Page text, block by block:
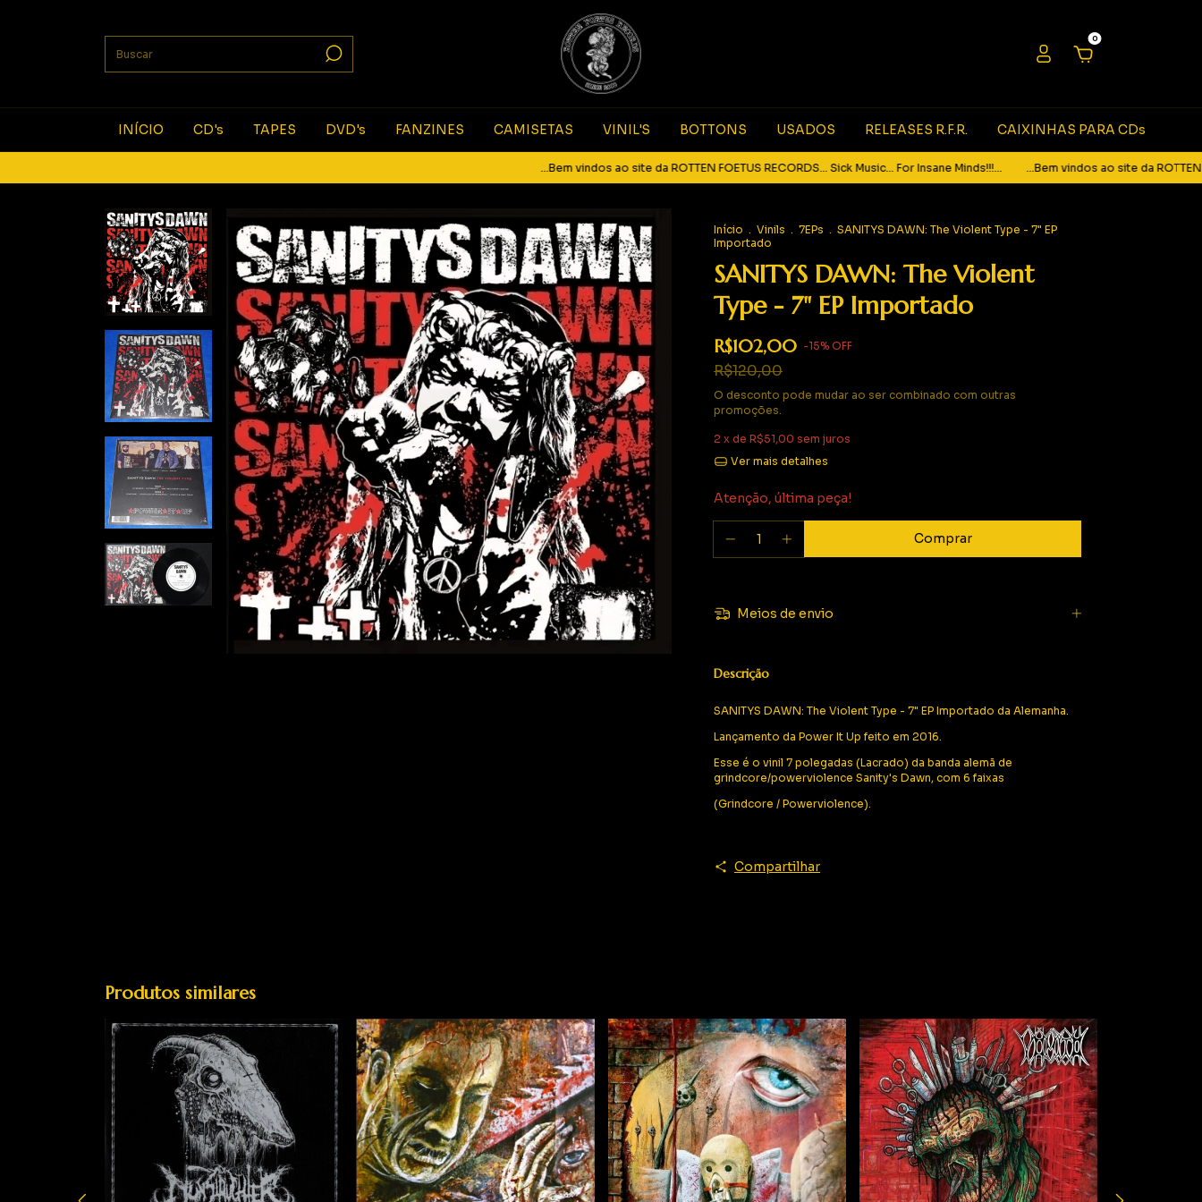
0
INÍCIO CD's TAPES DVD's FANZINES CAMISETAS VINIL'S BOTTONS USADOS RELEASES R.F.R. CAIXINHAS PARA CDs
...Bem vindos ao site da ROTTEN FOETUS RECORDS... Sick Music... For Insane Minds!!!... ...Bem vindos ao site da ROTTEN
Início . Vinils . 7EPs . SANITYS DAWN: The Violent Type - 7" EP
Importado
SANITYS DAWN: The Violent
Type - 7" EP Importado
R$102,00 -15% OFF
R$120,00
O desconto pode mudar ao ser combinado com outras
promoções.
2 x de R$51,00 sem juros
Ver mais detalhes
Atenção, última peça!
Meios de envio
Descrição
SANITYS DAWN: The Violent Type - 7" EP Importado da Alemanha.
Lançamento da Power It Up feito em 2016.
Esse é o vinil 7 polegadas (Lacrado) da banda alemã de
grindcore/powerviolence Sanity's Dawn, com 6 faixas
(Grindcore / Powerviolence).
Compartilhar
Produtos similares